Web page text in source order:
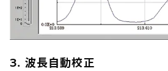
3. 波長自動校正